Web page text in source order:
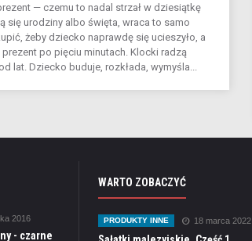
— czemu to nadal strzał w dziesiątkę
się urodziny albo święta, wraca to samo
żeby dziecko naprawdę się ucieszyło, a
prezent po pięciu minutach. Klocki radzą
lat. Dziecko buduje, rozkłada, wymyśla...
2016
- czarne
WARTO ZOBACZYĆ
PRODUKTY INNE 18 marca 2022